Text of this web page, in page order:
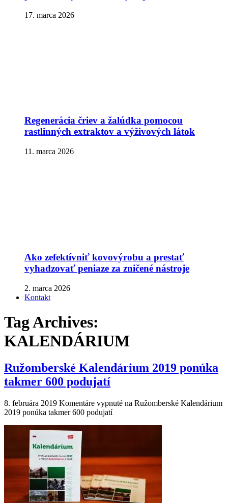
17. marca 2026
Regenerácia čriev a žalúdka pomocou
rastlinných extraktov a výživových látok
11. marca 2026
Ako zefektívniť kovovýrobu a prestať
vyhadzovať peniaze za zničené nástroje
2. marca 2026
Kontakt
Tag Archives:
KALENDÁRIUM
Ružomberské Kalendárium 2019 ponúka
takmer 600 podujatí
8. februára 2019 Komentáre vypnuté na Ružomberské Kalendárium
2019 ponúka takmer 600 podujatí